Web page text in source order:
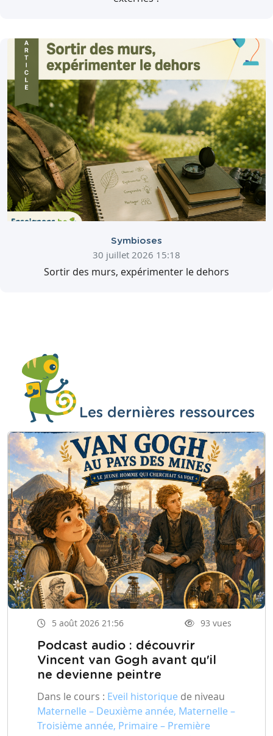
Symbioses
30 juillet 2026 15:18
Sortir des murs, expérimenter le dehors
Les dernières ressources
5 août 2026 21:56 93 vues
Podcast audio : découvrir
Vincent van Gogh avant qu'il
ne devienne peintre
Dans le cours : Eveil historique de niveau
Maternelle – Deuxième année, Maternelle –
Troisième année, Primaire – Première